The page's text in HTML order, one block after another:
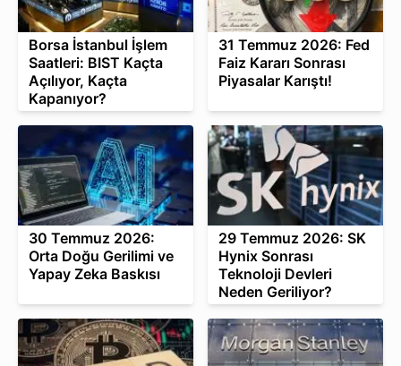
Borsa İstanbul İşlem
Saatleri: BIST Kaçta
Açılıyor, Kaçta
Kapanıyor?
31 Temmuz 2026: Fed
Faiz Kararı Sonrası
Piyasalar Karıştı!
30 Temmuz 2026:
Orta Doğu Gerilimi ve
Yapay Zeka Baskısı
29 Temmuz 2026: SK
Hynix Sonrası
Teknoloji Devleri
Neden Geriliyor?